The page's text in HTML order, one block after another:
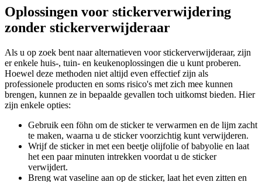
Oplossingen voor stickerverwijdering
zonder stickerverwijderaar
Als u op zoek bent naar alternatieven voor stickerverwijderaar, zijn
er enkele huis-, tuin- en keukenoplossingen die u kunt proberen.
Hoewel deze methoden niet altijd even effectief zijn als
professionele producten en soms risico's met zich mee kunnen
brengen, kunnen ze in bepaalde gevallen toch uitkomst bieden. Hier
zijn enkele opties:
Gebruik een föhn om de sticker te verwarmen en de lijm zacht
te maken, waarna u de sticker voorzichtig kunt verwijderen.
Wrijf de sticker in met een beetje olijfolie of babyolie en laat
het een paar minuten intrekken voordat u de sticker
verwijdert.
Breng wat vaseline aan op de sticker, laat het even zitten en